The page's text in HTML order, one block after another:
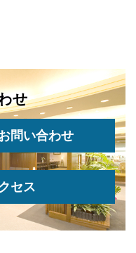
せ
問い合わせ
セス